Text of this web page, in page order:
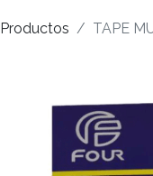
Productos TAPE